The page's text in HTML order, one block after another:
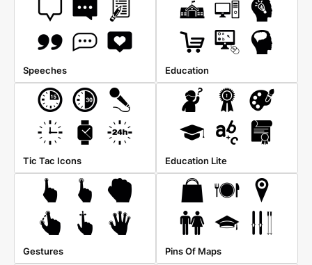
Speeches Education
Tic Tac Icons Education Lite
Gestures Pins Of Maps